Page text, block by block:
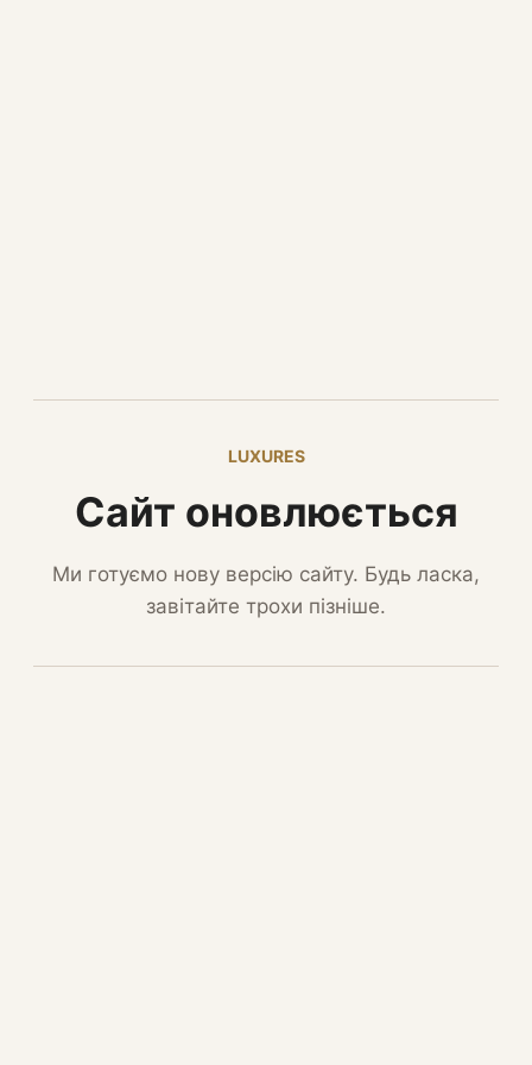
LUXURES
Сайт оновлюється
Ми готуємо нову версію сайту. Будь ласка,
завітайте трохи пізніше.